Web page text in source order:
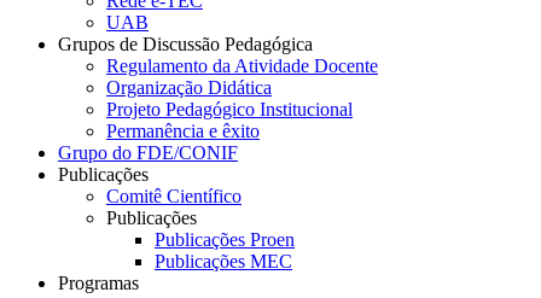
UAB
Grupos de Discussão Pedagógica
Regulamento da Atividade Docente
Organização Didática
Projeto Pedagógico Institucional
Permanência e êxito
Grupo do FDE/CONIF
Publicações
Comitê Científico
Publicações
Publicações Proen
Publicações MEC
Programas